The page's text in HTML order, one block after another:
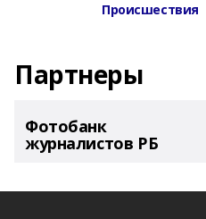
Происшествия
Партнеры
Фотобанк
журналистов РБ